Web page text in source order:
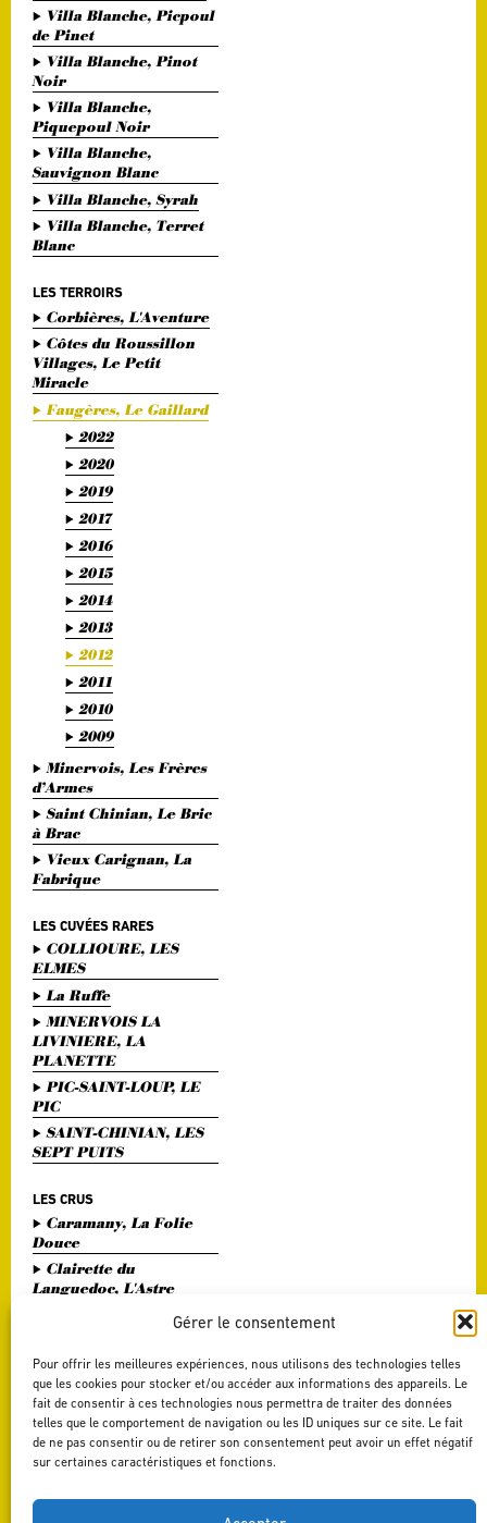
Gérer le consentement
Pour offrir les meilleures expériences, nous utilisons des technologies telles
que les cookies pour stocker et/ou accéder aux informations des appareils. Le
fait de consentir à ces technologies nous permettra de traiter des données
telles que le comportement de navigation ou les ID uniques sur ce site. Le fait
de ne pas consentir ou de retirer son consentement peut avoir un effet négatif
sur certaines caractéristiques et fonctions.
Villa Blanche, Picpoul
de Pinet
Villa Blanche, Pinot
Noir
Villa Blanche,
Piquepoul Noir
Villa Blanche,
Sauvignon Blanc
Villa Blanche, Syrah
Villa Blanche, Terret
Blanc
LES TERROIRS
Corbières, L'Aventure
Côtes du Roussillon
Villages, Le Petit
Miracle
Faugères, Le Gaillard
2022
2020
2019
2017
2016
2015
2014
2013
2012
2011
2010
2009
Minervois, Les Frères
d’Armes
Saint Chinian, Le Bric
à Brac
Vieux Carignan, La
Fabrique
LES CUVÉES RARES
COLLIOURE, LES
ELMES
La Ruffe
MINERVOIS LA
LIVINIERE, LA
PLANETTE
PIC-SAINT-LOUP, LE
PIC
SAINT-CHINIAN, LES
SEPT PUITS
LES CRUS
Caramany, La Folie
Douce
Clairette du
Languedoc, L'Astre
Haute Vallée de l'Orb,
Pézenas, Entre Amis
Saint Chinian, Le
Saint Festin White
Terrasses du Larzac,
L'Art du Vers
Terrasses du Larzac,